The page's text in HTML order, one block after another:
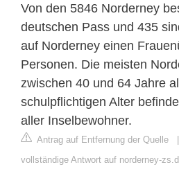
Von den 5846 Norderney
deutschen Pass und 435
auf Norderney einen
Personen. Die meisten
zwischen 40 und 64 Jahre
schulpflichtigen Alter
aller Inselbewohner.
Antrag auf Entfernung der Quelle
vollständige Antwort auf norderney-